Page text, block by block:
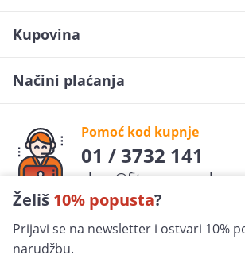
Želiš 10% popusta?
Prijavi se na newsletter i ostvari 10%
narudžbu.
Kupovina
Načini plaćanja
Pomoć kod kupnje
01 / 3732 141
shop@fitness.com.hr
pratite nas